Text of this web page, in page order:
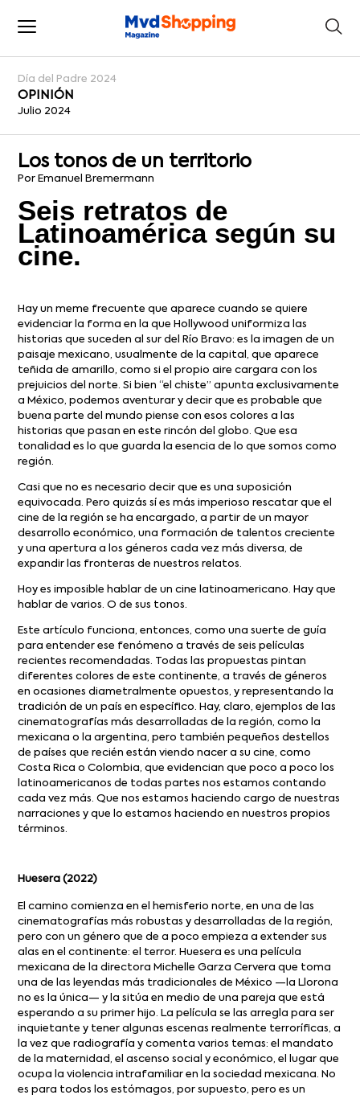
Día del Padre 2024
OPINIÓN
Julio 2024
Los tonos de un territorio
Por Emanuel Bremermann
Seis retratos de
Latinoamérica según su
cine.
Hay un meme frecuente que aparece cuando se quiere
evidenciar la forma en la que Hollywood uniformiza las
historias que suceden al sur del Río Bravo: es la imagen de un
paisaje mexicano, usualmente de la capital, que aparece
teñida de amarillo, como si el propio aire cargara con los
prejuicios del norte. Si bien “el chiste” apunta exclusivamente
a México, podemos aventurar y decir que es probable que
buena parte del mundo piense con esos colores a las
historias que pasan en este rincón del globo. Que esa
tonalidad es lo que guarda la esencia de lo que somos como
región.
Casi que no es necesario decir que es una suposición
equivocada. Pero quizás sí es más imperioso rescatar que el
cine de la región se ha encargado, a partir de un mayor
desarrollo económico, una formación de talentos creciente
y una apertura a los géneros cada vez más diversa, de
expandir las fronteras de nuestros relatos.
Hoy es imposible hablar de un cine latinoamericano. Hay que
hablar de varios. O de sus tonos.
Este artículo funciona, entonces, como una suerte de guía
para entender ese fenómeno a través de seis películas
recientes recomendadas. Todas las propuestas pintan
diferentes colores de este continente, a través de géneros
en ocasiones diametralmente opuestos, y representando la
tradición de un país en específico. Hay, claro, ejemplos de las
cinematografías más desarrolladas de la región, como la
mexicana o la argentina, pero también pequeños destellos
de países que recién están viendo nacer a su cine, como
Costa Rica o Colombia, que evidencian que poco a poco los
latinoamericanos de todas partes nos estamos contando
cada vez más. Que nos estamos haciendo cargo de nuestras
narraciones y que lo estamos haciendo en nuestros propios
términos.
Huesera (2022)
El camino comienza en el hemisferio norte, en una de las
cinematografías más robustas y desarrolladas de la región,
pero con un género que de a poco empieza a extender sus
alas en el continente: el terror. Huesera es una película
mexicana de la directora Michelle Garza Cervera que toma
una de las leyendas más tradicionales de México —la Llorona
no es la única— y la sitúa en medio de una pareja que está
esperando a su primer hijo. La película se las arregla para ser
inquietante y tener algunas escenas realmente terroríficas, a
la vez que radiografía y comenta varios temas: el mandato
de la maternidad, el ascenso social y económico, el lugar que
ocupa la violencia intrafamiliar en la sociedad mexicana. No
es para todos los estómagos, por supuesto, pero es un